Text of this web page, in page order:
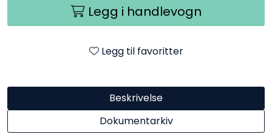
Legg i handlevogn
Legg til favoritter
Beskrivelse
Dokumentarkiv